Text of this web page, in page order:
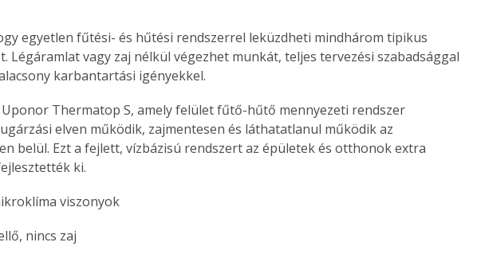
egyetlen fűtési- és hűtési rendszerrel leküzdheti mindhárom tipikus
Légáramlat vagy zaj nélkül végezhet munkát, teljes tervezési szabadsággal
karbantartási igényekkel.
Uponor Thermatop S, amely felület fűtő-hűtő mennyezeti rendszer
elven működik, zajmentesen és láthatatlanul működik az
belül. Ezt a fejlett, vízbázisú rendszert az épületek és otthonok extra
ki.
viszonyok
nincs zaj